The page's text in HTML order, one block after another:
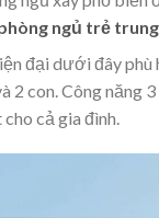
ngủ trẻ trung
đại dưới đây
2 con. Công năng
cả gia đình.